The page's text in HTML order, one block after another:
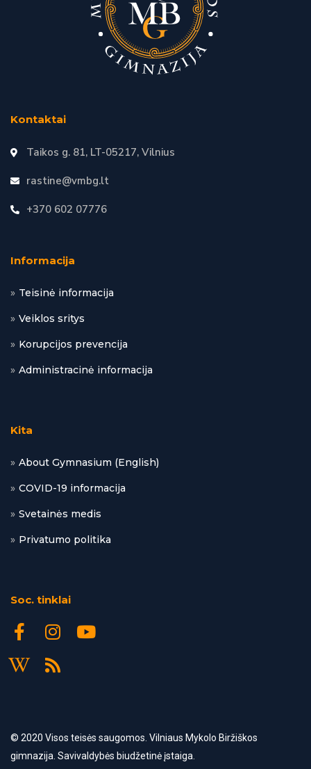
Kontaktai
Taikos g. 81, LT-05217, Vilnius
rastine@vmbg.lt
+370 602 07776
Informacija
Teisinė informacija
Veiklos sritys
Korupcijos prevencija
Administracinė informacija
Kita
About Gymnasium (English)
COVID-19 informacija
Svetainės medis
Privatumo politika
Soc. tinklai
© 2020 Visos teisės saugomos. Vilniaus Mykolo Biržiškos
gimnazija. Savivaldybės biudžetinė įstaiga.